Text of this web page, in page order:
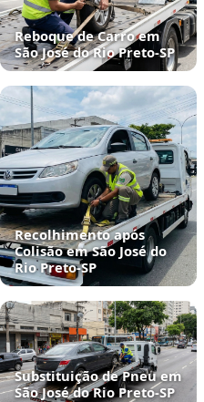
Reboque de Carro em
São José do Rio Preto‑SP
Recolhimento após
Colisão em São José do
Rio Preto‑SP
Substituição de Pneu em
São José do Rio Preto‑SP